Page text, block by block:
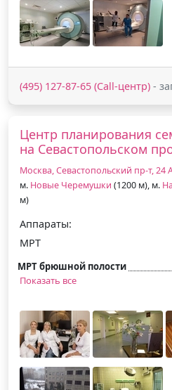
(495) 127-87-65 (Call-центр) -
Центр планирования
на Севастопольском
Москва, Севастопольский пр-т, 24
м. Новые Черемушки (1200 м), м.
м)
Аппараты:
МРТ
МРТ брюшной полости
Показать все